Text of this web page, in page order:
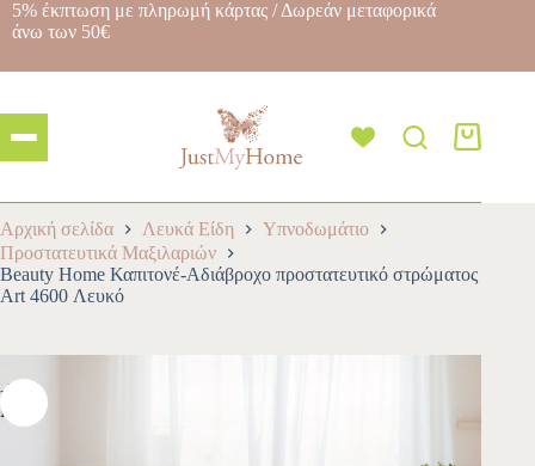
5% έκπτωση με πληρωμή κάρτας / Δωρεάν μεταφορικά
άνω των 50€
Αρχική σελίδα Λευκά Είδη
Υπνοδωμάτιο
Προστατευτικά Μαξιλαριών
Beauty Home Καπιτονέ-Αδιάβροχο προστατευτικό στρώματος
Art 4600 Λευκό
-10%
NEW